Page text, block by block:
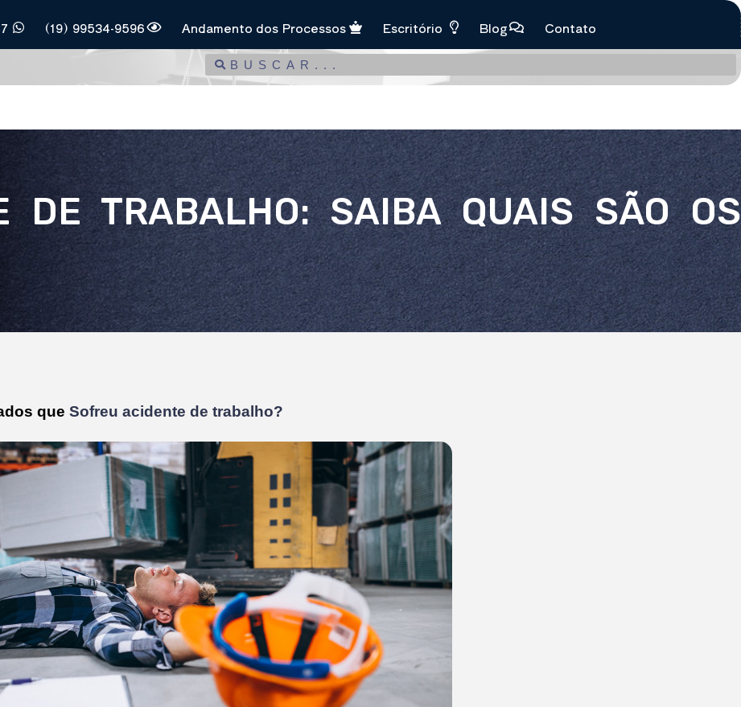
(19) 99534-9596 Andamento dos Processos Escritório Blog Contato
DE TRABALHO: SAIBA QUAIS SÃO OS
que Sofreu acidente de trabalho?